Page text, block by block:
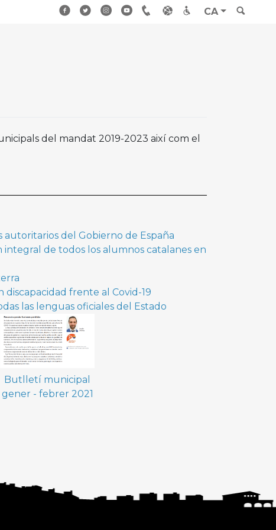
CA
del mandat 2019-2023 així com el
del Gobierno de España
integral de todos los alumnos catalanes en
discapacidad frente al Covid-19
las lenguas oficiales del Estado
Butlletí municipal
gener - febrer 2021